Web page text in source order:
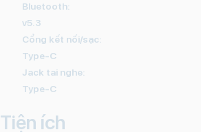
Bluetooth:
v5.3
Cổng kết nối/sạc:
Type-C
Jack tai nghe:
Type-C
Tiện ích